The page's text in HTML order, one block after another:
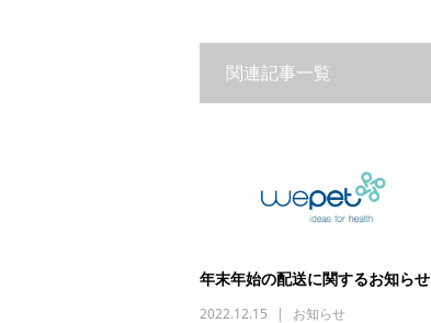
関連記事一覧
年末年始の配送に関するお知らせ
2022.12.15 お知らせ